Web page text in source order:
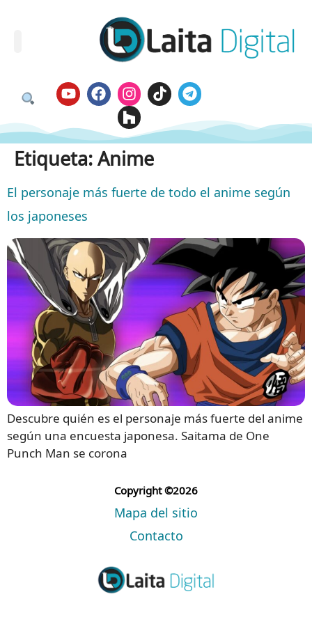
Etiqueta:Anime
El personaje más fuerte de todo el anime según
los japoneses
Descubre quién es el personaje más fuerte del anime
según una encuesta japonesa. Saitama de One
Punch Man se corona
Copyright ©2026
Mapa del sitio
Contacto